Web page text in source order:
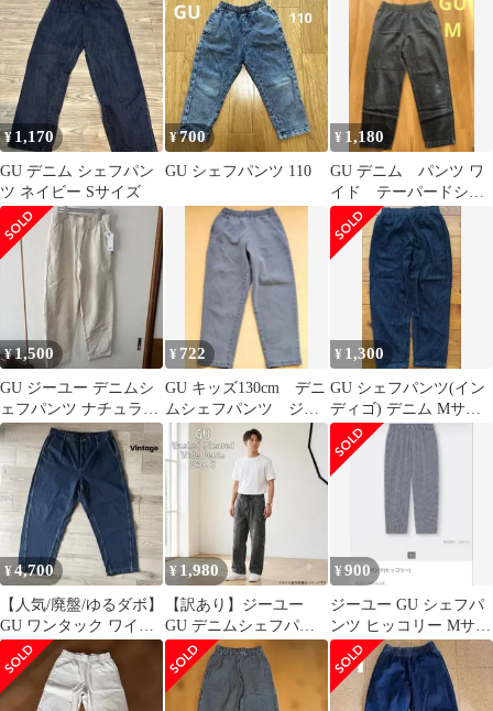
ズ 120
ール
¥ 1,170
GU デニム シェフパン
ツ ネイビー Sサイズ
¥700
GU シェフパンツ 110
¥ 1,180
GU デニム パンツ ワ
イド テーパードシル
エット ワークウェア M
¥1,500
GU ジーユー デニムシ
ェフパンツ ナチュラ
ル M 新品 メンズ
アイボリー
¥ 722
GU キッズ130cm デニ
ムシェフパンツ ジー
ンズ ボトムス 長ズ
ボン
¥ 1,300
GU シェフパンツ(イン
ディゴ) デニム Mサイ
ズ 股下66
¥4,700
【人気/廃盤/ゆるダボ】
GU ワンタック ワイド
デニムパンツ シェフパ
ンツ XL
¥ 1,980
【訳あり】ジーユー
GU デニムシェフパン
ツ S ケミカルウォッシ
ュ チャコール
¥900
ジーユー GU シェフパ
ンツ ヒッコリー Mサイ
ズ 男女兼用 長ズボン